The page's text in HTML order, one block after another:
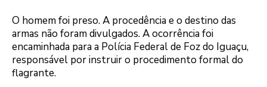
O homem foi preso. A procedência e o destino das
armas não foram divulgados. A ocorrência foi
encaminhada para a Polícia Federal de Foz do Iguaçu,
responsável por instruir o procedimento formal do
flagrante.